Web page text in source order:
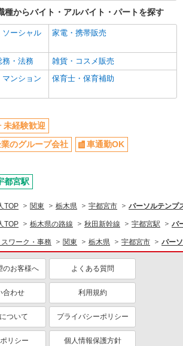
上場企業・上場企業のグループ会
社
種からバイト・アルバイト・パートを探す
ソーシャル
家電・携帯販売
務・法務
雑貨・コスメ販売
ンション
保育士・保育補助
未経験歓迎
業のグループ会社
車通勤OK
都宮駅
TOP 関東 栃木県 宇都宮市 パーソルテンプ
TOP 栃木県の路線 秋田新幹線 宇都宮駅 パ
ワーク・事務 関東 栃木県 宇都宮市 パー
のお客様へ よくある質問
合わせ 利用規約
ついて プライバシーポリシー
リシー 個人情報保護方針